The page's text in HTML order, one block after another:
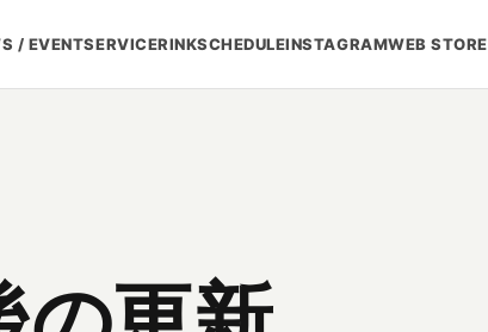
/ EVENTSERVICERINKSCHEDULEINSTAGRAMWEB STORE